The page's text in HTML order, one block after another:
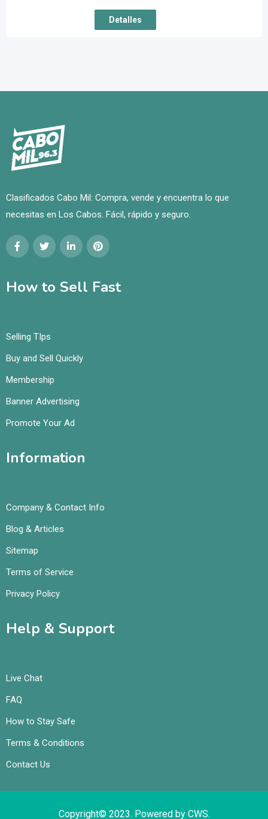
Detalles
Clasificados Cabo Mil: Compra, vende y encuentra lo que
necesitas en Los Cabos. Fácil, rápido y seguro.
How to Sell Fast
Selling TIps
Buy and Sell Quickly
Membership
Banner Advertising
Promote Your Ad
Information
Company & Contact Info
Blog & Articles
Sitemap
Terms of Service
Privacy Policy
Help & Support
Live Chat
FAQ
How to Stay Safe
Terms & Conditions
Contact Us
Copyright© 2023. Powered by CWS.